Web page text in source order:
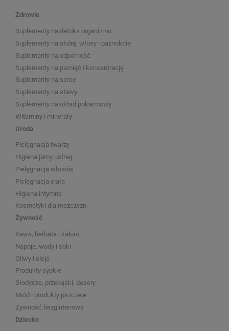
Zdrowie
Suplementy na detoks organizmu
Suplementy na skórę, włosy i paznokcie
Suplementy na odporność
Suplementy na pamięć i koncentrację
Suplementy na serce
Suplementy na stawy
Suplementy na układ pokarmowy
Witaminy i minerały
Uroda
Pielęgnacja twarzy
Higiena jamy ustnej
Pielęgnacja włosów
Pielęgnacja ciała
Higiena intymna
Kosmetyki dla mężczyzn
Żywność
Kawa, herbata i kakao
Napoje, wody i soki
Oliwy i oleje
Produkty sypkie
Słodycze, przekąski, desery
Miód i produkty pszczele
Żywność bezglutenowa
Dziecko